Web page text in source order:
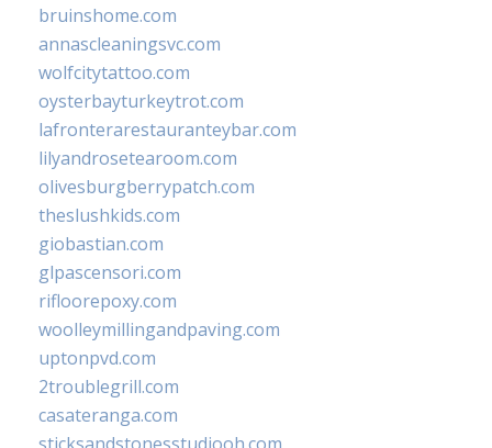
bruinshome.com
annascleaningsvc.com
wolfcitytattoo.com
oysterbayturkeytrot.com
lafronterarestauranteybar.com
lilyandrosetearoom.com
olivesburgberrypatch.com
theslushkids.com
giobastian.com
glpascensori.com
rifloorepoxy.com
woolleymillingandpaving.com
uptonpvd.com
2troublegrill.com
casateranga.com